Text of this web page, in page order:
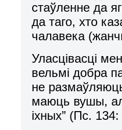
стаўленне да
да таго, хто
чалавека
Уласцівасці
вельмі добра
не
маюць вушы,
іхных” (Пс.